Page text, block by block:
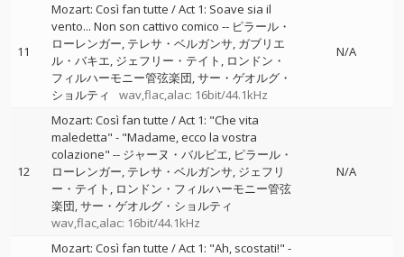
11
Mozart: Così fan tutte / Act 1: Soave sia il
vento... Non son cattivo comico -- ピラール・
ローレンガー テレサ・ベルガンサ ガブリエ
ル・バキエ ジェフリー・テイト
ロンドン・
フィルハーモニー管弦楽団 サー・ゲオルグ・
ショルティ
wav,flac,alac: 16bit/44.1kHz
N/A
12
Mozart: Così fan tutte / Act 1: "Che vita
maledetta" - "Madame, ecco la vostra
colazione" -- ジャーヌ・バルビエ ピラール・
ローレンガー テレサ・ベルガンサ ジェフリ
ー・テイト
ロンドン・フィルハーモニー管弦
楽団 サー・ゲオルグ・ショルティ
wav,flac,alac: 16bit/44.1kHz
N/A
Mozart: Così fan tutte / Act 1: "Ah, scostati!" -